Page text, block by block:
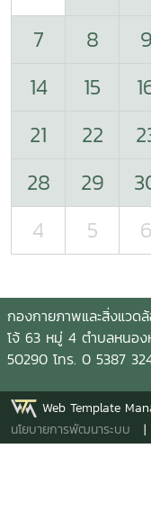
7
8 9
14
15
21
22
28
29
4
5 6
กองกายภาพและสิ่งแวด
โจ้ 63 หมู่ 4 ตำบลหนอง
50290 โทร. 0 5387
Web Template
นโยบายการพัฒนาระบบ |